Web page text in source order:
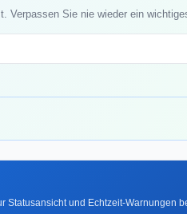
Sie nie wieder ein
und Echtzeit-Warnungen